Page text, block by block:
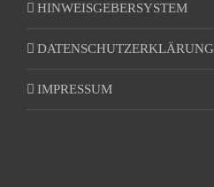
HINWEISGEBERSYSTEM
DATENSCHUTZERKLÄRUNG
IMPRESSUM